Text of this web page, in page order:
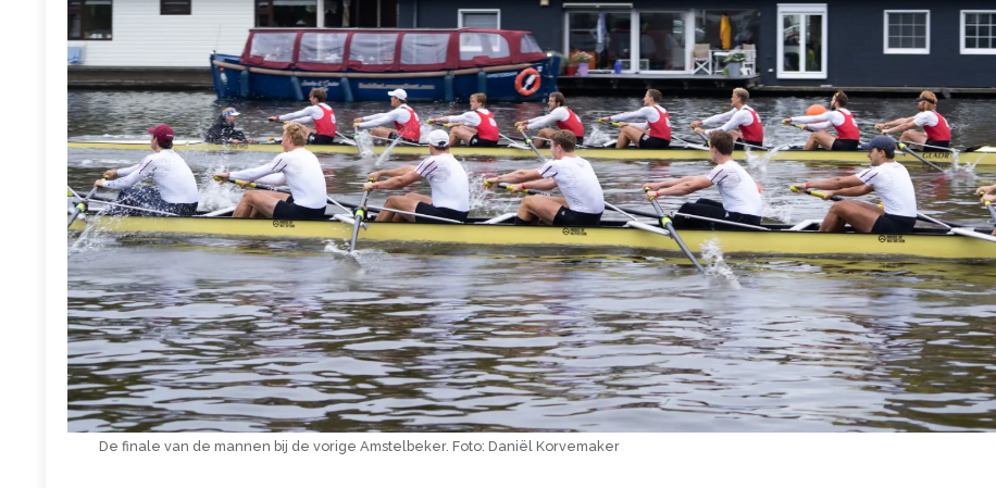
De finale van de mannen bij de vorige Amstelbeker. Foto: Daniël Korvemaker